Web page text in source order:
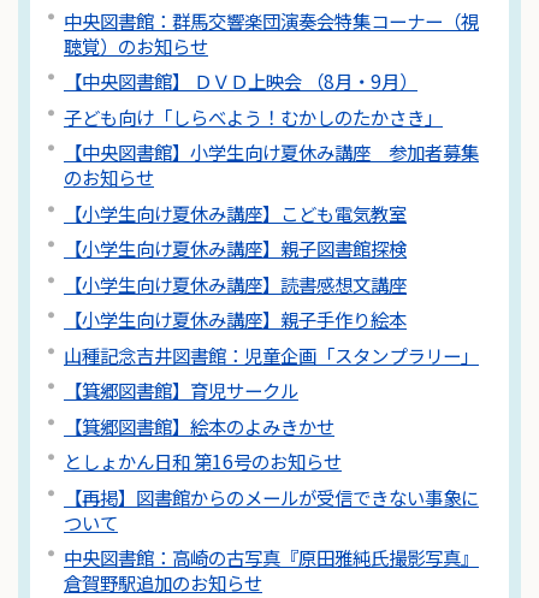
中央図書館：群馬交響楽団演奏会特集コーナー（視
聴覚）のお知らせ
【中央図書館】 ＤＶＤ上映会 （8月・9月）
子ども向け「しらべよう！むかしのたかさき」
【中央図書館】小学生向け夏休み講座 参加者募集
のお知らせ
【小学生向け夏休み講座】こども電気教室
【小学生向け夏休み講座】親子図書館探検
【小学生向け夏休み講座】読書感想文講座
【小学生向け夏休み講座】親子手作り絵本
山種記念吉井図書館：児童企画「スタンプラリー」
【箕郷図書館】育児サークル
【箕郷図書館】絵本のよみきかせ
としょかん日和 第16号のお知らせ
【再掲】図書館からのメールが受信できない事象に
ついて
中央図書館：高崎の古写真『原田雅純氏撮影写真』
倉賀野駅追加のお知らせ